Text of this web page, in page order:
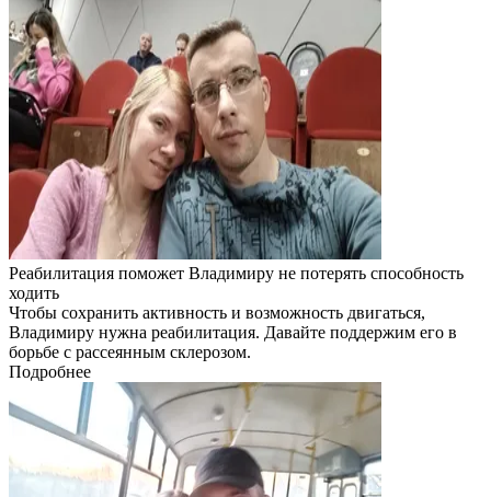
Реабилитация поможет Владимиру не потерять способность
ходить
Чтобы сохранить активность и возможность двигаться,
Владимиру нужна реабилитация. Давайте поддержим его в
борьбе с рассеянным склерозом.
Подробнее